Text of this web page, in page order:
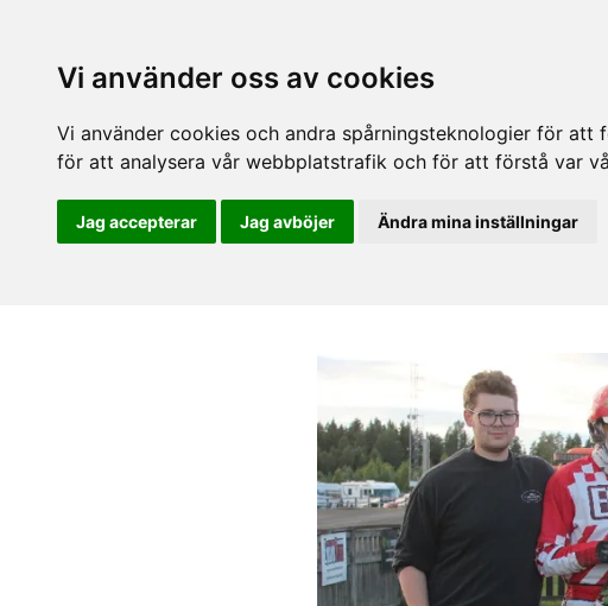
Vi använder oss av cookies
Vi använder cookies och andra spårningsteknologier för
för att analysera vår webbplatstrafik och för att förstå var
Jag accepterar Jag avböjer Ändra mina inställningar